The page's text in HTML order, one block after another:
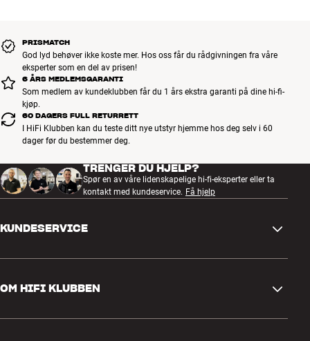
PRISMATCH
God lyd behøver ikke koste mer. Hos oss får du rådgivningen fra våre
eksperter som en del av prisen!
6 ÅRS MEDLEMSGARANTI
Som medlem av kundeklubben får du 1 års ekstra garanti på dine hi-fi-
kjøp.
60 DAGERS FULL RETURRETT
I HiFi Klubben kan du teste ditt nye utstyr hjemme hos deg selv i 60
dager før du bestemmer deg.
TRENGER DU HJELP?
Spør en av våre lidenskapelige hi-fi-eksperter eller ta
kontakt med kundeservice. Få hjelp
KUNDESERVICE
Retur og reklamasjon
OM HIFI KLUBBEN